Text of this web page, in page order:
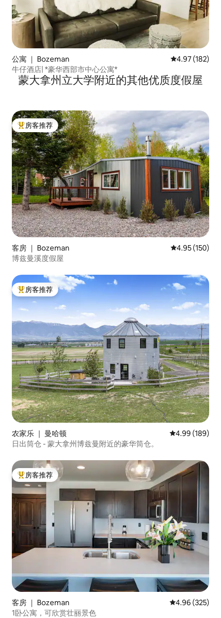
公寓 ｜ Bozeman 平均评分 4.97
4.97 (182)
牛仔酒店| *豪华西部市中心公寓*
蒙大拿州立大学附近的其他优质度假屋
热门「房客推荐」
房客推荐
客房 ｜ Bozeman 平均评分 4.95
4.95 (150)
博兹曼溪度假屋
热门「房客推荐」
房客推荐
农家乐 ｜ 曼哈顿 平均评分 4.99
4.99 (189)
日出筒仓 - 蒙大拿州博兹曼附近的豪华筒仓。
热门「房客推荐」
房客推荐
客房 ｜ Bozeman 平均评分 4.96
4.96 (325)
1卧公寓，可欣赏壮丽景色